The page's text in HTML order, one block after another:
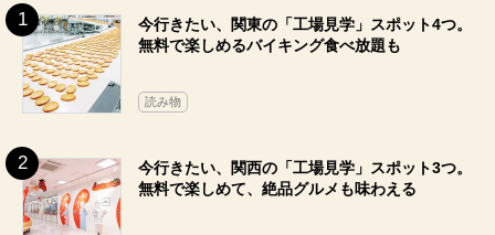
今行きたい、関東の「工場見学」スポット4つ。
無料で楽しめるバイキング食べ放題も
読み物
今行きたい、関西の「工場見学」スポット3つ。
無料で楽しめて、絶品グルメも味わえる